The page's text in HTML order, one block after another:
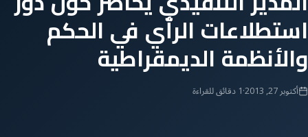
استطلاعات الرأي في الحكم
والأنظمة الديمقراطية
أكتوبر 27, 2013 ·1 دقائق للقراءة